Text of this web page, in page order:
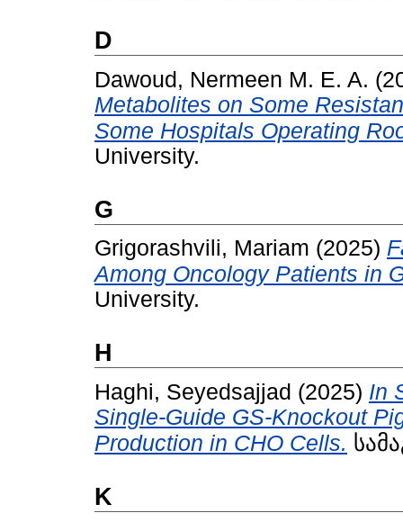
D
Dawoud, Nermeen M. E. A.
Metabolites on Some
Some Hospitals Operating
University.
G
Grigorashvili, Mariam (2025)
Among Oncology Patients in
University.
H
Haghi, Seyedsajjad (2025) In
Single-Guide GS-Knockout
Production in CHO Cells.
K